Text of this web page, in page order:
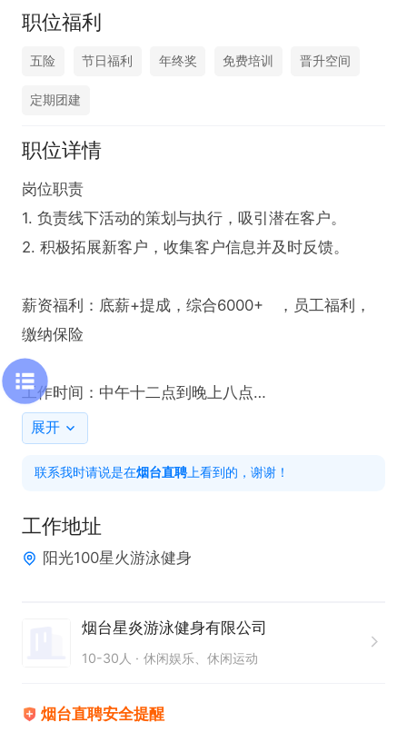
职位福利
五险 节日福利 年终奖 免费培训 晋升空间
定期团建
职位详情
岗位职责
1. 负责线下活动的策划与执行，吸引潜在客户。
2. 积极拓展新客户，收集客户信息并及时反馈。
薪资福利：底薪+提成，综合6000+   ，员工福利，
缴纳保险
工作时间：中午十二点到晚上八点
备注：拨打电话的时候，请说是在烟台直聘看到的
展开
联系我时请说是在烟台直聘 上看到的，谢谢！
工作地址
阳光100星火游泳健身
烟台星炎游泳健身有限公司
10-30人 休闲娱乐、休闲运动
烟台直聘安全提醒